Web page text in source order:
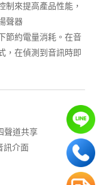
制來提高產品性能，
聲器
節約電量消耗。在音
，在偵測到音訊時即
道共享
訊介面